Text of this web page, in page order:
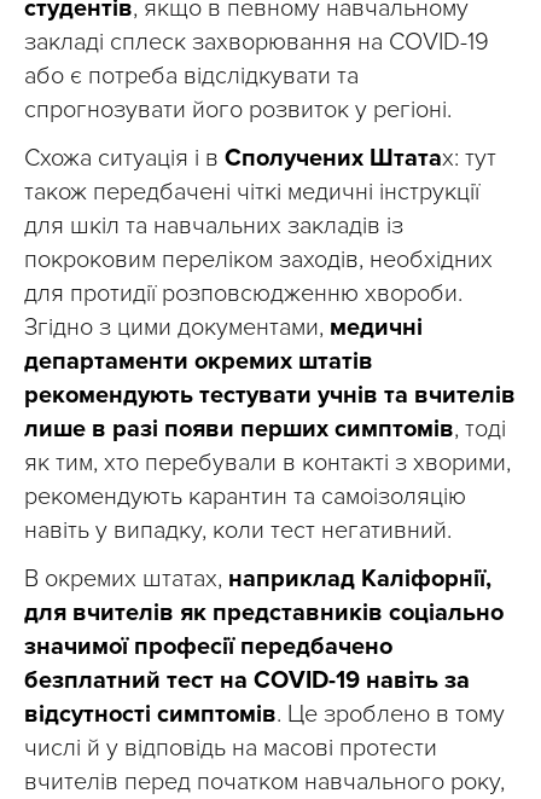
студентів, якщо в певному навчальному
закладі сплеск захворювання на COVID-19
або є потреба відслідкувати та
спрогнозувати його розвиток у регіоні.
Схожа ситуація і в Сполучених Штатах: тут
також передбачені чіткі медичні інструкції
для шкіл та навчальних закладів із
покроковим переліком заходів, необхідних
для протидії розповсюдженню хвороби.
Згідно з цими документами, медичні
департаменти окремих штатів
рекомендують тестувати учнів та вчителів
лише в разі появи перших симптомів, тоді
як тим, хто перебували в контакті з хворими,
рекомендують карантин та самоізоляцію
навіть у випадку, коли тест негативний.
В окремих штатах, наприклад Каліфорнії,
для вчителів як представників соціально
значимої професії передбачено
безплатний тест на COVID-19 навіть за
відсутності симптомів. Це зроблено в тому
числі й у відповідь на масові протести
вчителів перед початком навчального року,